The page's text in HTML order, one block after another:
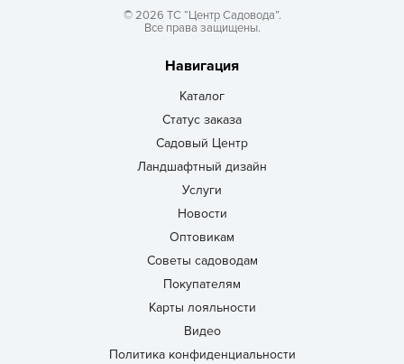
© 2026 ТС “Центр Садовода”.
Все права защищены.
Навигация
Каталог
Статус заказа
Садовый Центр
Ландшафтный дизайн
Услуги
Новости
Оптовикам
Советы садоводам
Покупателям
Карты лояльности
Видео
Политика конфиденциальности